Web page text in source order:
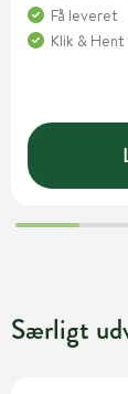
Få leveret
Klik & Hent
Særligt